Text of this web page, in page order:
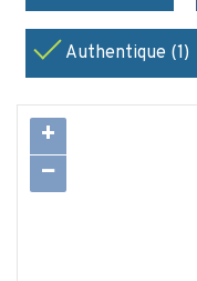
Authentique (1)
+
−